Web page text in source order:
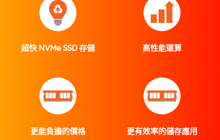
超快 NVMe SSD 存儲 高性能運算
更能負擔的價格 更有效率的儲存應用